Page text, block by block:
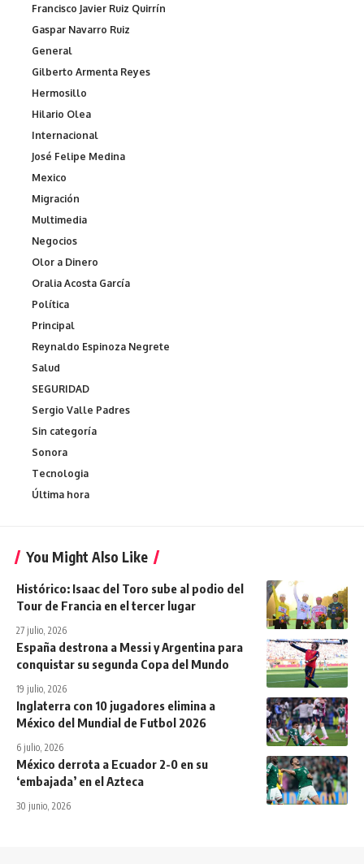
Francisco Javier Ruiz Quirrín
Gaspar Navarro Ruiz
General
Gilberto Armenta Reyes
Hermosillo
Hilario Olea
Internacional
José Felipe Medina
Mexico
Migración
Multimedia
Negocios
Olor a Dinero
Oralia Acosta García
Política
Principal
Reynaldo Espinoza Negrete
Salud
SEGURIDAD
Sergio Valle Padres
Sin categoría
Sonora
Tecnologia
Última hora
You Might Also Like
Histórico: Isaac del Toro sube al podio del
Tour de Francia en el tercer lugar
27 julio, 2026
España destrona a Messi y Argentina para
conquistar su segunda Copa del Mundo
19 julio, 2026
Inglaterra con 10 jugadores elimina a
México del Mundial de Futbol 2026
6 julio, 2026
México derrota a Ecuador 2-0 en su
‘embajada’ en el Azteca
30 junio, 2026